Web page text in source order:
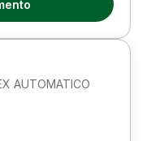
AUTOMATICO